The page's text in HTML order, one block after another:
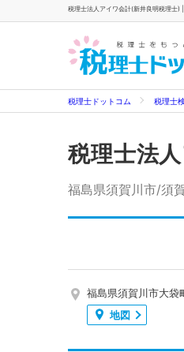
税理士法人アイワ会計(新井良明税理士
税理士ドットコム 税理士
税理士法
福島県須賀川市/須
福島県須賀川市大袋
地図